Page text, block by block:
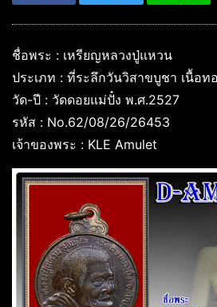
ชื่อพระ : เหรียญหลวงปู่แหวน
ประเภท : ที่ระลึกวันวิสาขบูชา เนื้อท
วัด-ปี : วัดดอยแม่ปั๋ง พ.ศ.2527
รหัส : No.62/08/26/26453
เจ้าของพระ : KLE Amulet